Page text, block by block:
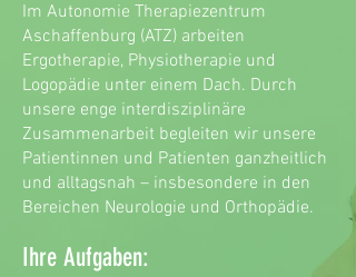
Im Autonomie Therapiezentrum
Aschaffenburg (ATZ) arbeiten
Ergotherapie, Physiotherapie und
Logopädie unter einem Dach. Durch
unsere enge interdisziplinäre
Zusammenarbeit begleiten wir unsere
Patientinnen und Patienten ganzheitlich
und alltagsnah – insbesondere in den
Bereichen Neurologie und Orthopädie.
Ihre Aufgaben: